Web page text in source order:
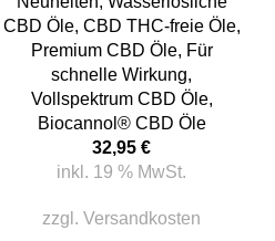
CBD Öle, CBD THC-freie Öle,
Premium CBD Öle, Für
schnelle Wirkung,
Vollspektrum CBD Öle,
Biocannol® CBD Öle
32,95 €
inkl. 19 % MwSt.
zzgl. Versandkosten